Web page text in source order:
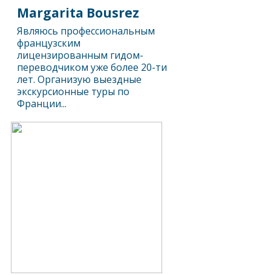
Margarita Bousrez
Являюсь профессиональным
французским
лицензированным гидом-
переводчиком уже более 20-ти
лет. Организую выездные
экскурсионные туры по
Франции...